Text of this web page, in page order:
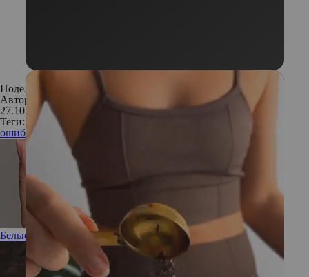
Поделиться:
Автор:
Анастасия Кошелкина
27.10.2019
Теги:
ошибки мышления
Белые пятна на ногтях: откуда они берутся и опасны ли?